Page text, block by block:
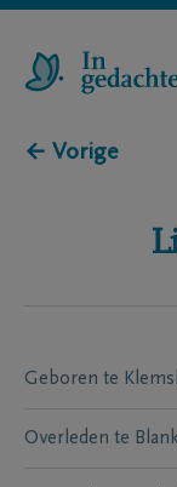
← Vorige
Geboren te
Overleden te